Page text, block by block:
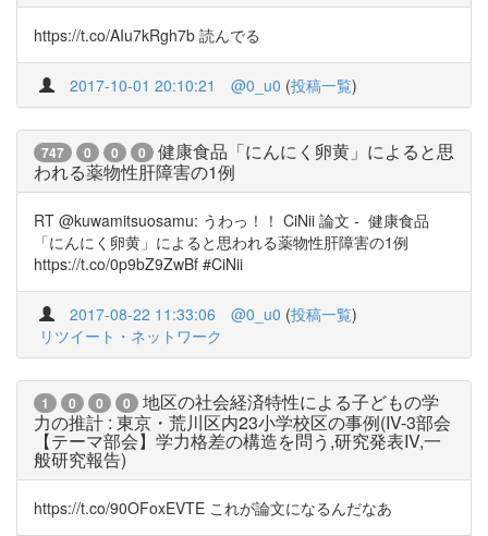
https://t.co/AIu7kRgh7b 読んでる
2017-10-01 20:10:21 @0_u0 (投稿一覧)
747 0 0 0
健康食品「にんにく卵黄」によると思
われる薬物性肝障害の1例
RT @kuwamitsuosamu: うわっ！！ CiNii 論文 - 健康食品
「にんにく卵黄」によると思われる薬物性肝障害の1例
https://t.co/0p9bZ9ZwBf #CiNii
2017-08-22 11:33:06 @0_u0 (投稿一覧)
リツイート・ネットワーク
1 0 0 0
地区の社会経済特性による子どもの学
力の推計 : 東京・荒川区内23小学校区の事例(IV-3部会
【テーマ部会】学力格差の構造を問う,研究発表IV,一
般研究報告)
https://t.co/90OFoxEVTE これが論文になるんだなあ